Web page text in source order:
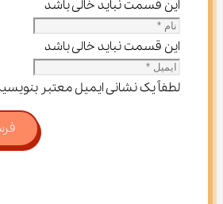
این قسمت نباید خالی باشد
این قسمت نباید خالی باشد
لطفاً یک نشانی ایمیل معتبر